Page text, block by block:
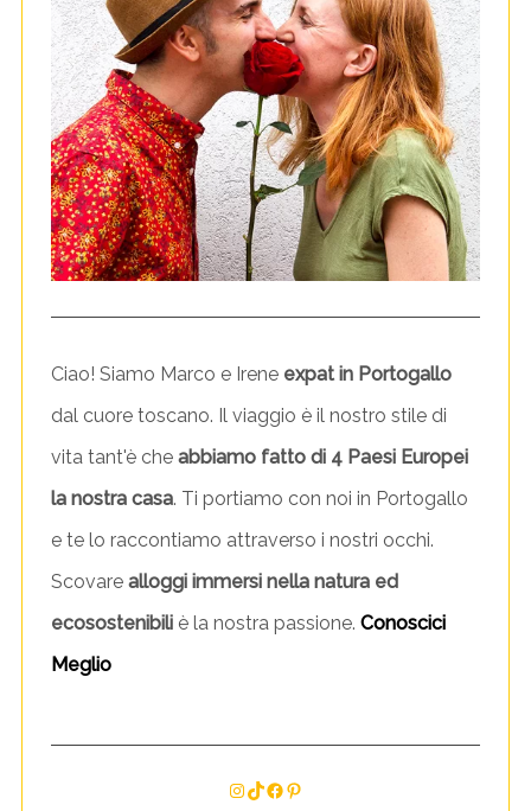
Ciao! Siamo Marco e Irene expat in Portogallo
dal cuore toscano. Il viaggio è il nostro stile di
vita tant'è che abbiamo fatto di 4 Paesi Europei
la nostra casa. Ti portiamo con noi in Portogallo
e te lo raccontiamo attraverso i nostri occhi.
Scovare alloggi immersi nella natura ed
ecosostenibiliè la nostra passione. Conoscici
Meglio
InstagramTikTok Facebook Pinterest